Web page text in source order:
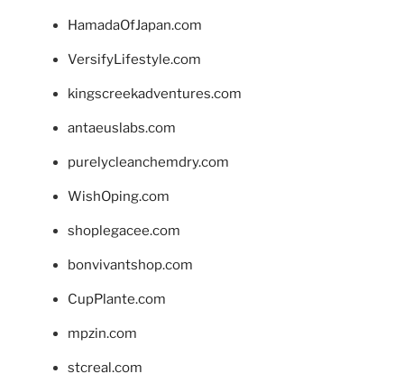
HamadaOfJapan.com
VersifyLifestyle.com
kingscreekadventures.com
antaeuslabs.com
purelycleanchemdry.com
WishOping.com
shoplegacee.com
bonvivantshop.com
CupPlante.com
mpzin.com
stcreal.com